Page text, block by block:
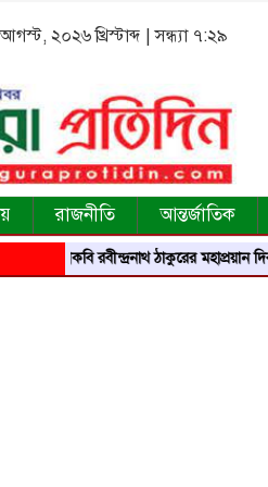
২০২৬ খ্রিস্টাব্দ | সন্ধ্যা ৭:২৯
রাজনীতি আন্তর্জাতিক
বিশ্বকবি রবীন্দ্রনাথ ঠাকুরের মহাপ্রয়ান দিবসে